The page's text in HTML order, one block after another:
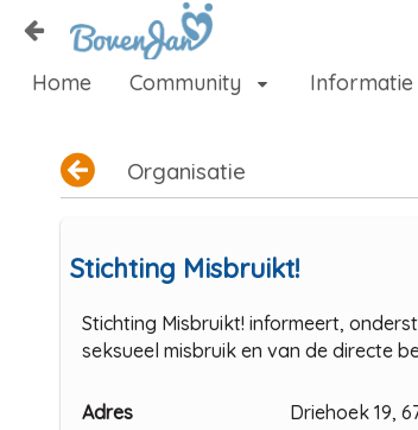
Naar content
Home
Home Community Informatie
Organisatie
Stichting Misbruikt!
Stichting Misbruikt! informeert,
seksueel misbruik en van de directe
Adres
Driehoek 19,